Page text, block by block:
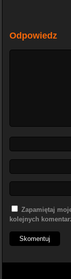
Odpowiedz
Zapamiętaj
kolejnych